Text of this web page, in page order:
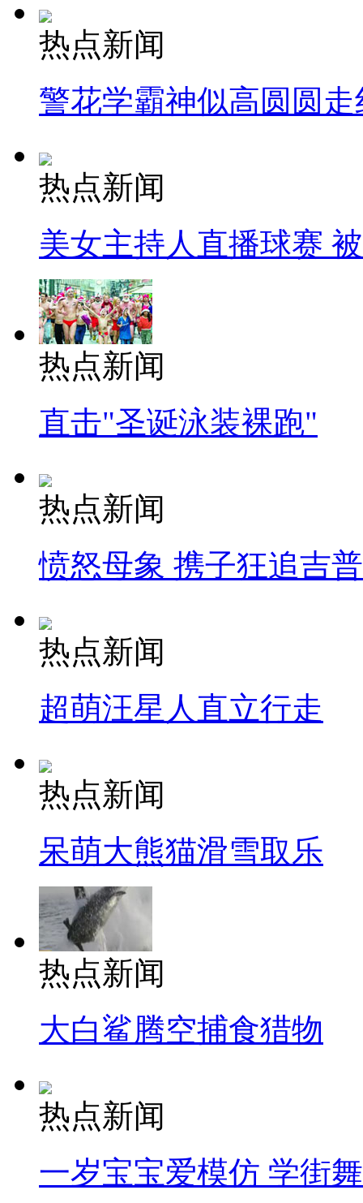
热点新闻
警花学霸神似高圆圆走
热点新闻
美女主持人直播球赛
热点新闻
直击"圣诞泳装裸跑"
热点新闻
愤怒母象 携子狂追吉
热点新闻
超萌汪星人直立行走
热点新闻
呆萌大熊猫滑雪取乐
热点新闻
大白鲨腾空捕食猎物
热点新闻
一岁宝宝爱模仿 学街